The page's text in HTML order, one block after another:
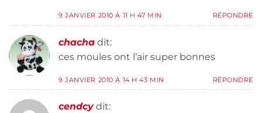
9 JANVIER 2010 À 11 H 47 MIN RÉPONDRE
chacha dit:
ces moules ont l’air super bonnes
9 JANVIER 2010 À 14 H 43 MIN RÉPONDRE
cendcy dit: